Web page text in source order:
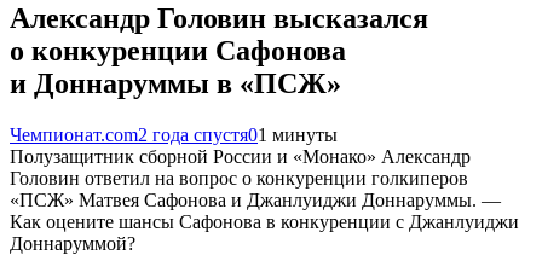
Александр Головин высказался
о конкуренции Сафонова
и Доннаруммы в «ПСЖ»
Чемпионат.com2 года спустя01 минуты
Полузащитник сборной России и «Монако» Александр
Головин ответил на вопрос о конкуренции голкиперов
«ПСЖ» Матвея Сафонова и Джанлуиджи Доннаруммы. —
Как оцените шансы Сафонова в конкуренции с Джанлуиджи
Доннаруммой?